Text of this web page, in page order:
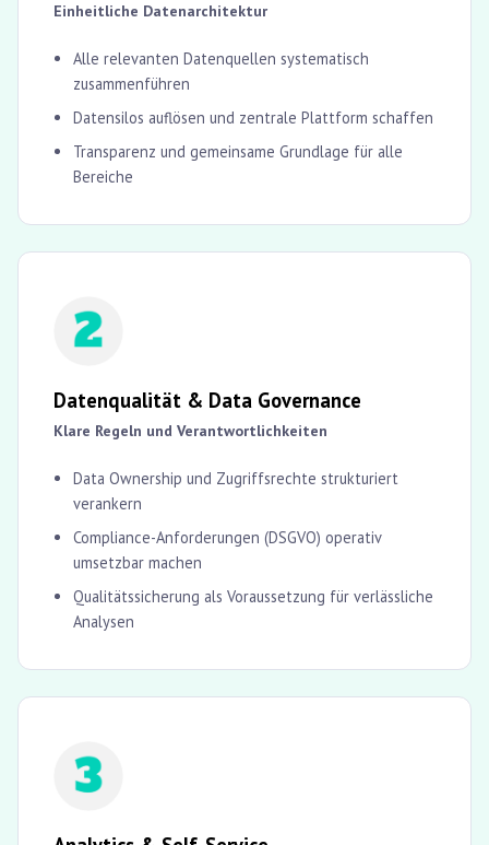
Einheitliche Datenarchitektur
Alle relevanten Datenquellen systematisch
zusammenführen
Datensilos auflösen und zentrale Plattform schaffen
Transparenz und gemeinsame Grundlage für alle
Bereiche
Datenqualität & Data Governance
Klare Regeln und Verantwortlichkeiten
Data Ownership und Zugriffsrechte strukturiert
verankern
Compliance-Anforderungen (DSGVO) operativ
umsetzbar machen
Qualitätssicherung als Voraussetzung für verlässliche
Analysen